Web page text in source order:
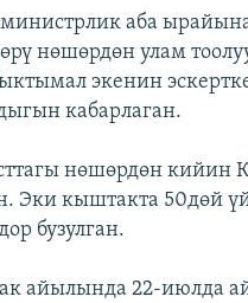
аба
нөшөрдөн улам
экенин
кабарлаган.
нөшөрдөн кийин
Эки кыштакта 50дөй
бузулган.
айылында 22-июлда